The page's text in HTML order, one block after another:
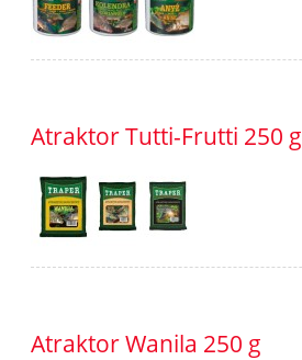
Atraktor Tutti-Frutti 250 g
Atraktor Wanila 250 g